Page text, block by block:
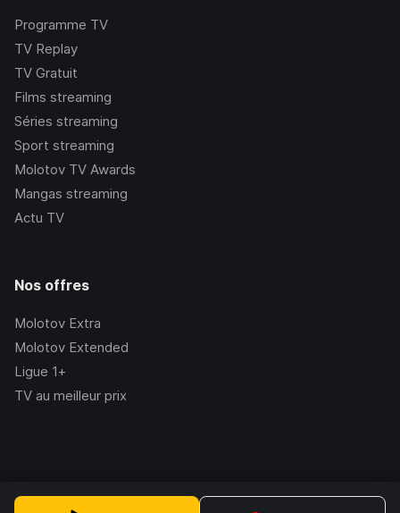
Programme TV
TV Replay
TV Gratuit
Films streaming
Séries streaming
Sport streaming
Molotov TV Awards
Mangas streaming
Actu TV
Nos offres
Molotov Extra
Molotov Extended
Ligue 1+
TV au meilleur prix
2.228.1